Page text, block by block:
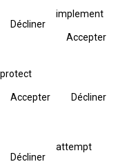
Décliner
implement
Accepter
protect
Accepter Décliner
Décliner
attempt